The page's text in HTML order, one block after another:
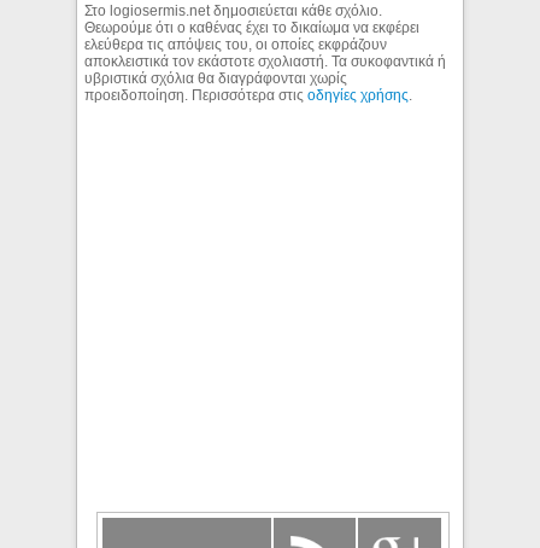
Στο logiosermis.net δημοσιεύεται κάθε σχόλιο.
Θεωρούμε ότι ο καθένας έχει το δικαίωμα να εκφέρει
ελεύθερα τις απόψεις του, οι οποίες εκφράζουν
αποκλειστικά τον εκάστοτε σχολιαστή. Τα συκοφαντικά ή
υβριστικά σχόλια θα διαγράφονται χωρίς
προειδοποίηση. Περισσότερα στιςοδηγίες χρήσης.